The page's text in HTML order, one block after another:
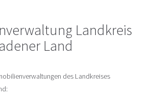
Landkreis
Land
des Landkreises